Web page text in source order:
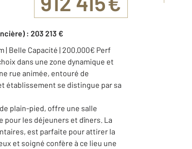
: 203 213 €
| Belle Capacité | 200.000€ Perf
dans une zone dynamique et
rue animée, entouré de
établissement se distingue par sa
plain-pied, offre une salle
pour les déjeuners et dîners. La
est parfaite pour attirer la
et soigné confère à ce lieu une